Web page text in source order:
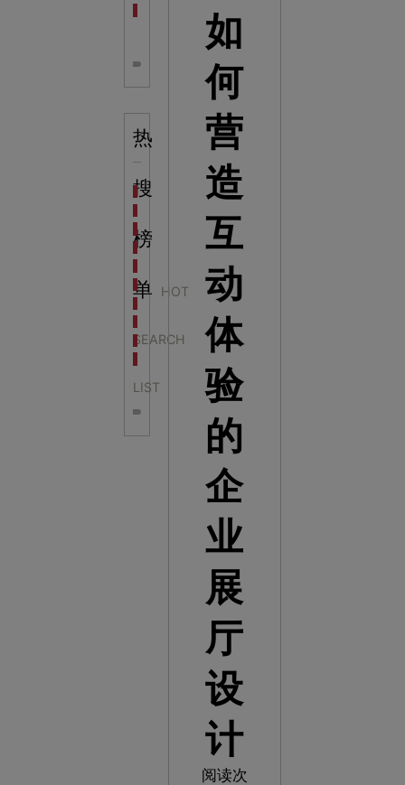
全息体验馆设计：打造身临其境的奇妙世界
热
搜
榜
单 HOT
SEARCH
LIST
科学梦成功中标公主岭市科技馆新馆项目
科学梦中标中国科学技术馆2022年中国流动科技馆
科学梦中标洛阳市科学技术馆展品采购项目
科学梦中标方城县科技馆展厅升级项目
科学梦中标濮阳县科技馆公共安全体验馆项目
科学梦集团中标广西大学海洋科教馆项目
科学梦集团中标淮师附小科技长廊展项目
科学梦集团中标洪泽湖治理保护展示馆项目
如
何
营
造
互
动
体
验
的
企
业
展
厅
设
计
阅读次